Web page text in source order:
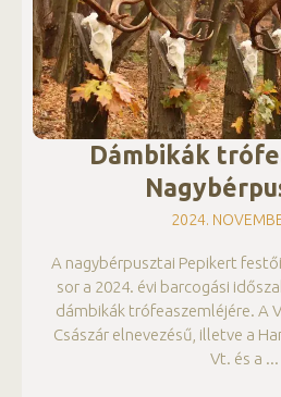
Dámbikák
2024.
A nagybérpusztai Pepikert
sor a 2024. évi barcogási
dámbikák trófeaszemléjére. A
Császár elnevezésű, illetve a
Vt. és a